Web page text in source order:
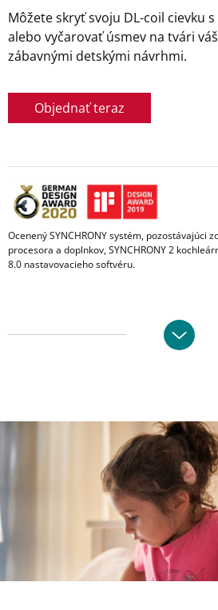
Môžete skryť svoju DL-coil cievku
alebo vyčarovať úsmev na tvári
zábavnými detskými návrhmi.
Objednať teraz
Ocenený SYNCHRONY systém, pozostávajúci
procesora a doplnkov, SYNCHRONY 2
8.0 nastavovacieho softvéru.